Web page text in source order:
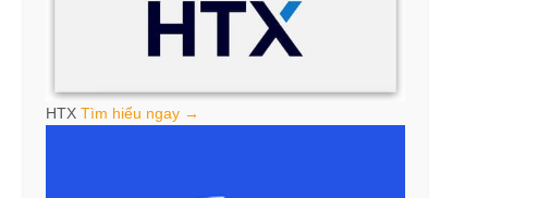
HTX Tìm hiểu ngay →